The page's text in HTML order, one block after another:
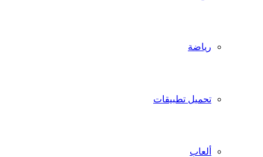
رياضة
تحميل تطبيقات
ألعاب